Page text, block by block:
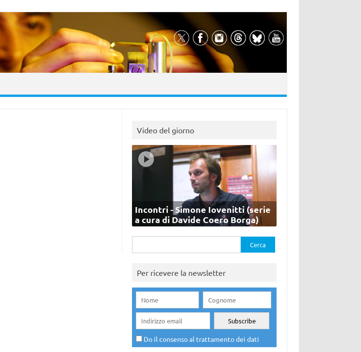
Video del giorno
Incontri - Simone Iovenitti (serie
a cura di Davide Coero Borga)
per:
Per ricevere la newsletter
Do il consenso al trattamento dei dati